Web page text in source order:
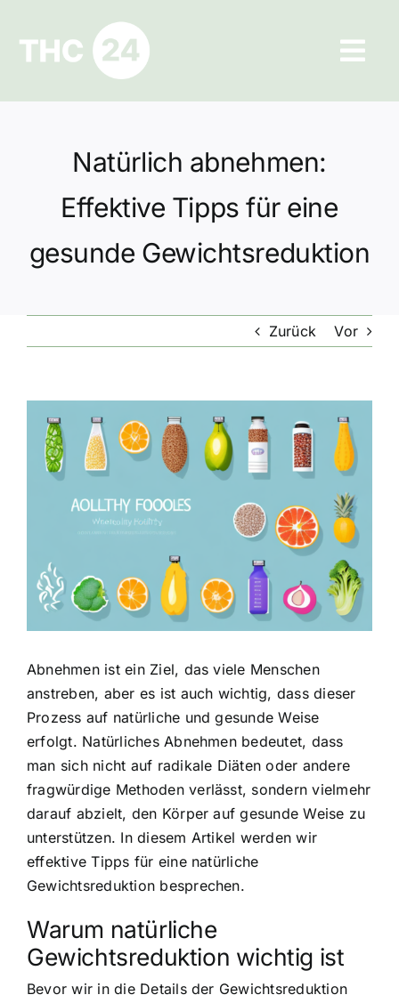
springen
Ratgeber
Hilfe und Kontakt
Datenschutz
Natürlich abnehmen:
Effektive Tipps für eine
gesunde Gewichtsreduktion
Zurück Vor
grösseres
Bild
Abnehmen ist ein Ziel, das viele Menschen
anstreben, aber es ist auch wichtig, dass dieser
Prozess auf natürliche und gesunde Weise
erfolgt. Natürliches Abnehmen bedeutet, dass
man sich nicht auf radikale Diäten oder andere
fragwürdige Methoden verlässt, sondern vielmehr
darauf abzielt, den Körper auf gesunde Weise zu
unterstützen. In diesem Artikel werden wir
effektive Tipps für eine natürliche
Gewichtsreduktion besprechen.
Warum natürliche
Gewichtsreduktion wichtig ist
Bevor wir in die Details der Gewichtsreduktion